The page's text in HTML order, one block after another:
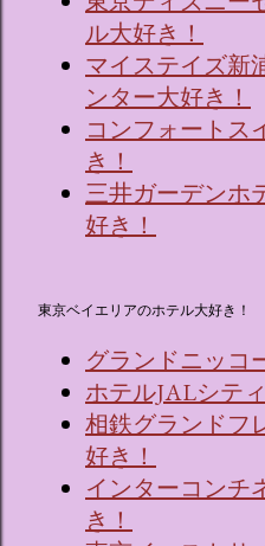
ル大好き！
マイステイズ新
ンター大好き！
コンフォートス
き！
三井ガーデンホ
好き！
東京ベイエリアのホテル大好き！
グランドニッコ
ホテルJALシテ
相鉄グランドフ
好き！
インターコンチ
き！